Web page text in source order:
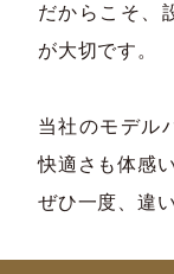
だからこそ、
が大切です。
当社のモデル
快適さも体感
ぜひ一度、違